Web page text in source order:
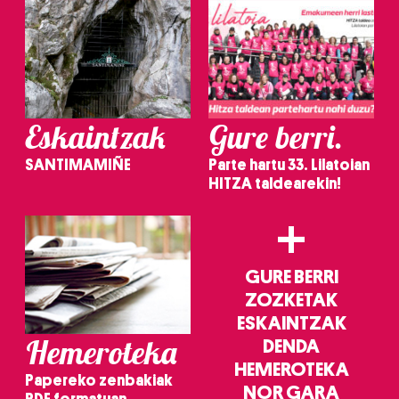
Eskaintzak
SANTIMAMIÑE
Gure berri.
Parte hartu 33. Lilatoian
HITZA taldearekin!
Hemeroteka
Papereko zenbakiak
+
GURE BERRI
ZOZKETAK
ESKAINTZAK
DENDA
HEMEROTEKA
NOR GARA